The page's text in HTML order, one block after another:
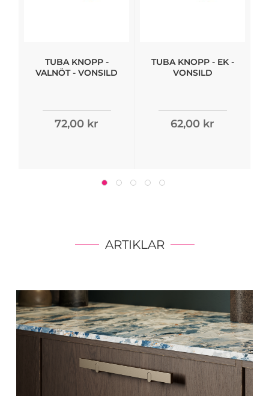
TUBA KNOPP -
VALNÖT - VONSILD
72,00 kr
TUBA KNOPP - EK -
VONSILD
62,00 kr
ARTIKLAR